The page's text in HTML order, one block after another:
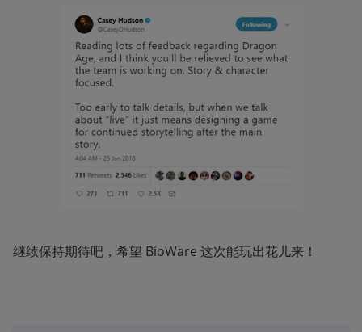
继续保持期待吧，希望 BioWare 这次能玩出花儿来！